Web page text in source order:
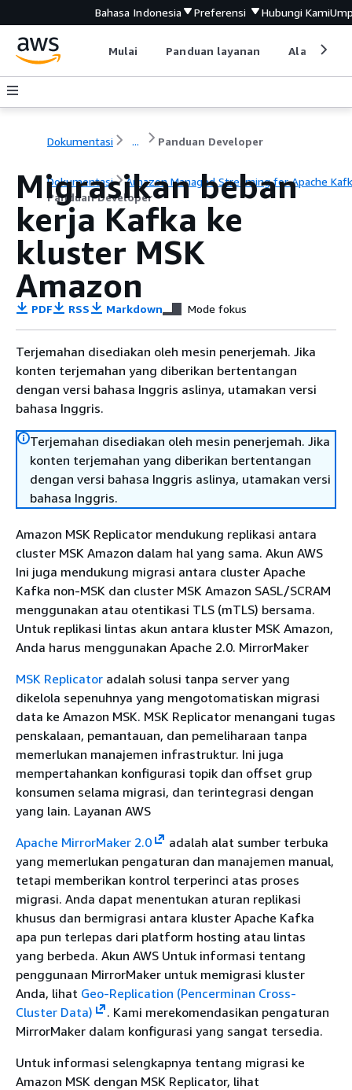
Bahasa Indonesia Preferensi Hubungi Kami
Mulai Panduan layanan Alat
Dokumentasi ... Panduan Developer
Dokumentasi
Amazon Managed Streaming for Apache
Panduan Developer
Migrasikan beban
kerja Kafka ke
kluster MSK
Amazon
PDF RSS Markdown Mode fokus
Terjemahan disediakan oleh mesin penerjemah. Jika
konten terjemahan yang diberikan bertentangan
dengan versi bahasa Inggris aslinya, utamakan versi
bahasa Inggris.
Terjemahan disediakan oleh mesin penerjemah. Jika
konten terjemahan yang diberikan bertentangan
dengan versi bahasa Inggris aslinya, utamakan versi
bahasa Inggris.
Amazon MSK Replicator mendukung replikasi antara
cluster MSK Amazon dalam hal yang sama. Akun AWS
Ini juga mendukung migrasi antara cluster Apache
Kafka non-MSK dan cluster MSK Amazon SASL/SCRAM
menggunakan atau otentikasi TLS (mTLS) bersama.
Untuk replikasi lintas akun antara kluster MSK Amazon,
Anda harus menggunakan Apache 2.0. MirrorMaker
MSK Replicator adalah solusi tanpa server yang
dikelola sepenuhnya yang mengotomatiskan migrasi
data ke Amazon MSK. MSK Replicator menangani tugas
penskalaan, pemantauan, dan pemeliharaan tanpa
memerlukan manajemen infrastruktur. Ini juga
mempertahankan konfigurasi topik dan offset grup
konsumen selama migrasi, dan terintegrasi dengan
yang lain. Layanan AWS
Apache MirrorMaker 2.0
adalah alat sumber terbuka
yang memerlukan pengaturan dan manajemen manual,
tetapi memberikan kontrol terperinci atas proses
migrasi. Anda dapat menentukan aturan replikasi
khusus dan bermigrasi antara kluster Apache Kafka
apa pun terlepas dari platform hosting atau lintas
yang berbeda. Akun AWS Untuk informasi tentang
penggunaan MirrorMaker untuk memigrasi kluster
Anda, lihat Geo-Replication (Pencerminan Cross-
Cluster Data)
. Kami merekomendasikan pengaturan
MirrorMaker dalam konfigurasi yang sangat tersedia.
Untuk informasi selengkapnya tentang migrasi ke
Amazon MSK dengan MSK Replicator, lihat